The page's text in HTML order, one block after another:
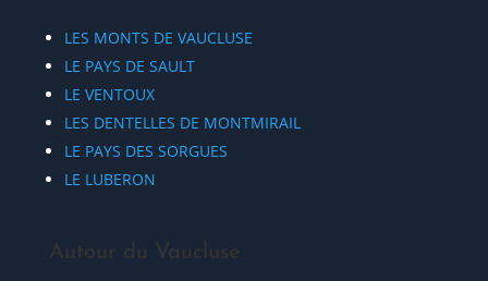
LES MONTS DE VAUCLUSE
LE PAYS DE SAULT
LE VENTOUX
LES DENTELLES DE MONTMIRAIL
LE PAYS DES SORGUES
LE LUBERON
Autour du Vaucluse